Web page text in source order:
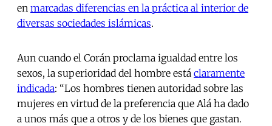
en marcadas diferencias en la práctica al interior de
diversas sociedades islámicas.
Aun cuando el Corán proclama igualdad entre los
sexos, la superioridad del hombre está claramente
indicada: “Los hombres tienen autoridad sobre las
mujeres en virtud de la preferencia que Alá ha dado
a unos más que a otros y de los bienes que gastan.